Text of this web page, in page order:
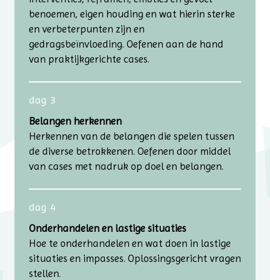
benoemen, eigen houding en wat hierin sterke
en verbeterpunten zijn en
gedragsbeïnvloeding. Oefenen aan de hand
van praktijkgerichte cases.
dag 3
Belangen herkennen
Herkennen van de belangen die spelen tussen
de diverse betrokkenen. Oefenen door middel
van cases met nadruk op doel en belangen.
dag 4
Onderhandelen en lastige situaties
Hoe te onderhandelen en wat doen in lastige
situaties en impasses. Oplossingsgericht vragen
stellen.